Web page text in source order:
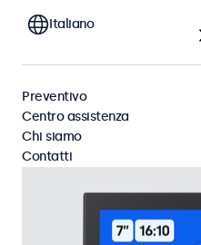
Filtro (1)
VESA 75 x 75 Monitor 7 pollici
Italiano
Preventivo
Centro assistenza
Chi siamo
Contatti